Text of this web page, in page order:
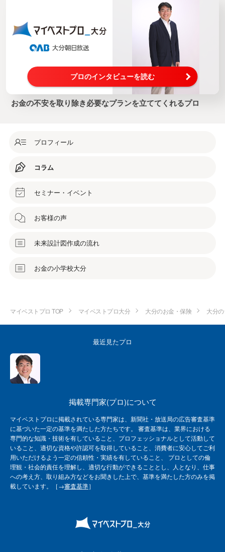
プロのインタビューを読む
お金の不安を取り除き必要なプランを立ててくれるプロ
プロフィール
コラム
セミナー・イベント
お客様の声
未来設計図作成の流れ
お金の小学校大分
マイベストプロ TOP マイベストプロ大分 大分のお金・保険 大分
最近見たプロ
掲載専門家(プロ)について
マイベストプロに掲載されている専門家は、新聞社・放送局の広告審査基準
に基づいた一定の基準を満たした方たちです。 審査基準は、業界における
専門的な知識・技術を有していること、プロフェッショナルとして活動して
いること、適切な資格や許認可を取得していること、消費者に安心してご利
用いただけるよう一定の信頼性・実績を有していること、 プロとしての倫
理観・社会的責任を理解し、適切な行動ができることとし、人となり、仕事
への考え方、取り組み方などをお聞きした上で、基準を満たした方のみを掲
載しています。［→審査基準］